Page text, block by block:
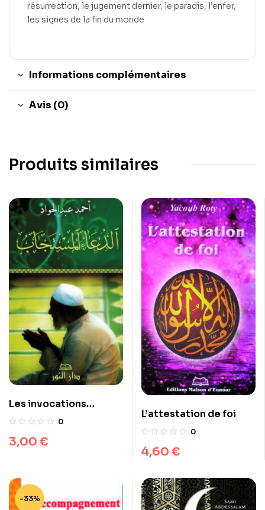
résurrection, le jugement dernier, le paradis, l’enfer,
les signes de la fin du monde
Informations complémentaires
Avis (0)
Produits similaires
Les invocations
exaucées (arabe)
0
3,00 €
L’attestation de foi
0
4,60 €
-33%